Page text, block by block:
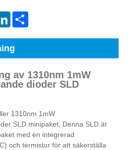
LinkedIn
av 1310nm 1mW
dioder SLD
1310nm 1mW
SLD minipaket, Denna SLD är
med en integrerad
och termistor för att säkerställa